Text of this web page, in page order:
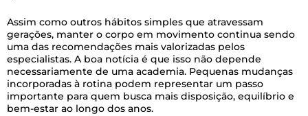
Assim como outros hábitos simples que atravessam
gerações, manter o corpo em movimento continua sendo
uma das recomendações mais valorizadas pelos
especialistas. A boa notícia é que isso não depende
necessariamente de uma academia. Pequenas mudanças
incorporadas à rotina podem representar um passo
importante para quem busca mais disposição, equilíbrio e
bem-estar ao longo dos anos.